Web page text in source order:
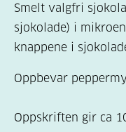
Smelt valgfri
sjokolade) i
knappene i
Oppbevar
Oppskriften gir ca